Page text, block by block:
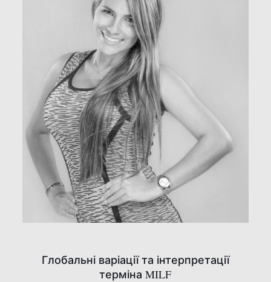
Глобальні варіації та інтерпретації
терміна MILF